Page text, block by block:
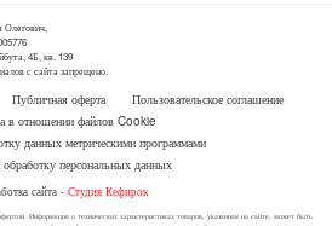
4Б, кв. 139
с сайта запрещено.
Публичная оферта
Пользовательское соглашение
в отношении файлов Cookie
данных метрическими программами
обработку персональных данных
сайта - Студия Кефирок
Информация о технических характеристиках товаров, указанная на сайте, может быть